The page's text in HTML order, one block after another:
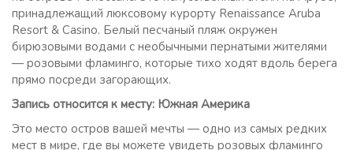
принадлежащий люксовому курорту Renaissance Aruba
Resort & Casino. Белый песчаный пляж окружен
бирюзовыми водами с необычными пернатыми жителями
— розовыми фламинго, которые тихо ходят вдоль берега
прямо посреди загорающих.
Запись относится к месту: Южная Америка
Это место остров вашей мечты — одно из самых редких
мест в мире, где вы можете увидеть розовых фламинго